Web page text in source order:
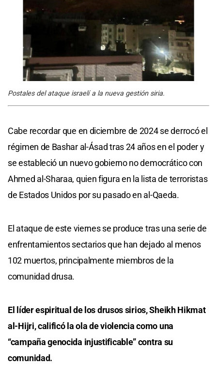
Postales del ataque israelí a la nueva gestión siria.
Cabe recordar que en diciembre de 2024 se derrocó el
régimen de Bashar al-Ásad tras 24 años en el poder y
se estableció un nuevo gobierno no democrático con
Ahmed al-Sharaa, quien figura en la lista de terroristas
de Estados Unidos por su pasado en al-Qaeda.
El ataque de este viernes se produce tras una serie de
enfrentamientos sectarios que han dejado al menos
102 muertos, principalmente miembros de la
comunidad drusa.
El líder espiritual de los drusos sirios, Sheikh Hikmat
al-Hijri, calificó la ola de violencia como una
“campaña genocida injustificable” contra su
comunidad.